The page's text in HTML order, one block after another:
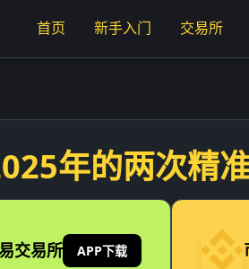
首页 新手入门 交易所
年的两次精
交易所 APP下载